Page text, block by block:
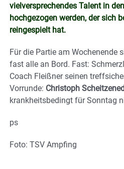
vielversprechendes Talent in
hochgezogen werden, der sich
reingespielt hat.
Für die Partie am Wochenende
fast alle an Bord. Fast:
Coach Fleißner seinen
Vorrunde: Christoph
krankheitsbedingt für Sonntag
ps
Foto: TSV Ampfing